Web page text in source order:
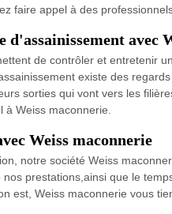
faire appel à des
d'assainissement avec
de contrôler et entretenir
existe des
sorties qui vont vers les
Weiss maconnerie.
Weiss maconnerie
notre société Weiss
prestations,ainsi que le
est, Weiss maconnerie vous